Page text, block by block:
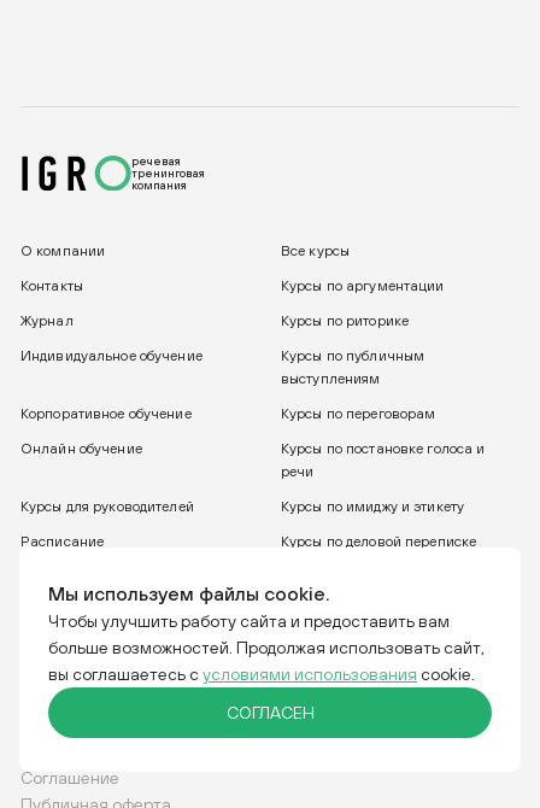
Мы используем файлы cookie.
Чтобы улучшить работу сайта и предоставить вам
больше возможностей. Продолжая использовать сайт,
вы соглашаетесь с условиями использования cookie.
СОГЛАСЕН
речевая
тренинговая
компания
О компании Все курсы
Контакты Курсы по аргументации
Журнал Курсы по риторике
Индивидуальное обучение
Курсы по публичным
выступлениям
Корпоративное обучение Курсы по переговорам
Онлайн обучение
Курсы по постановке голоса и
речи
Курсы для руководителей Курсы по имиджу и этикету
Расписание Курсы по деловой переписке
Соглашение